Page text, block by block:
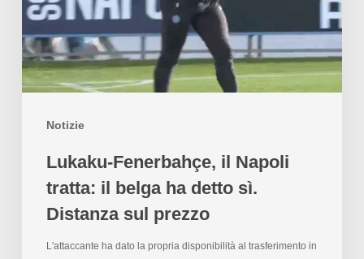
Notizie
Lukaku-Fenerbahçe, il Napoli
tratta: il belga ha detto sì.
Distanza sul prezzo
L'attaccante ha dato la propria disponibilità al trasferimento in